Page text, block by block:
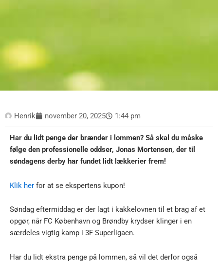
Henrik november 20, 2025 1:44 pm
Har du lidt penge der brænder i lommen? Så skal du måske
følge den professionelle oddser, Jonas Mortensen, der til
søndagens derby har fundet lidt lækkerier frem!
Klik her for at se ekspertens kupon!
Søndag eftermiddag er der lagt i kakkelovnen til et brag af et
opgør, når FC København og Brøndby krydser klinger i en
særdeles vigtig kamp i 3F Superligaen.
Har du lidt ekstra penge på lommen, så vil det derfor også